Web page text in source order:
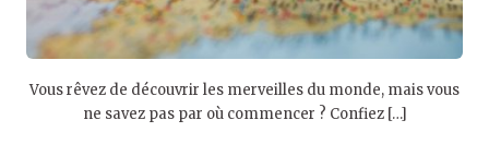
Vous rêvez de découvrir les merveilles du monde, mais vous
ne savez pas par où commencer ? Confiez […]